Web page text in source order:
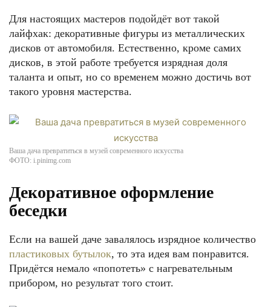
Для настоящих мастеров подойдёт вот такой
лайфхак: декоративные фигуры из металлических
дисков от автомобиля. Естественно, кроме самих
дисков, в этой работе требуется изрядная доля
таланта и опыт, но со временем можно достичь вот
такого уровня мастерства.
Ваша дача превратиться в музей современного искусства
ФОТО: i.pinimg.com
Декоративное оформление
беседки
Если на вашей даче завалялось изрядное количество
пластиковых бутылок, то эта идея вам понравится.
Придётся немало «попотеть» с нагревательным
прибором, но результат того стоит.